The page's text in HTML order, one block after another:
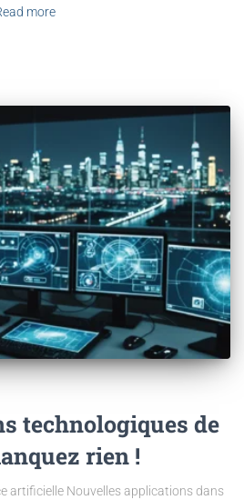
more
technologiques de
rien !
artificielle Nouvelles applications dans